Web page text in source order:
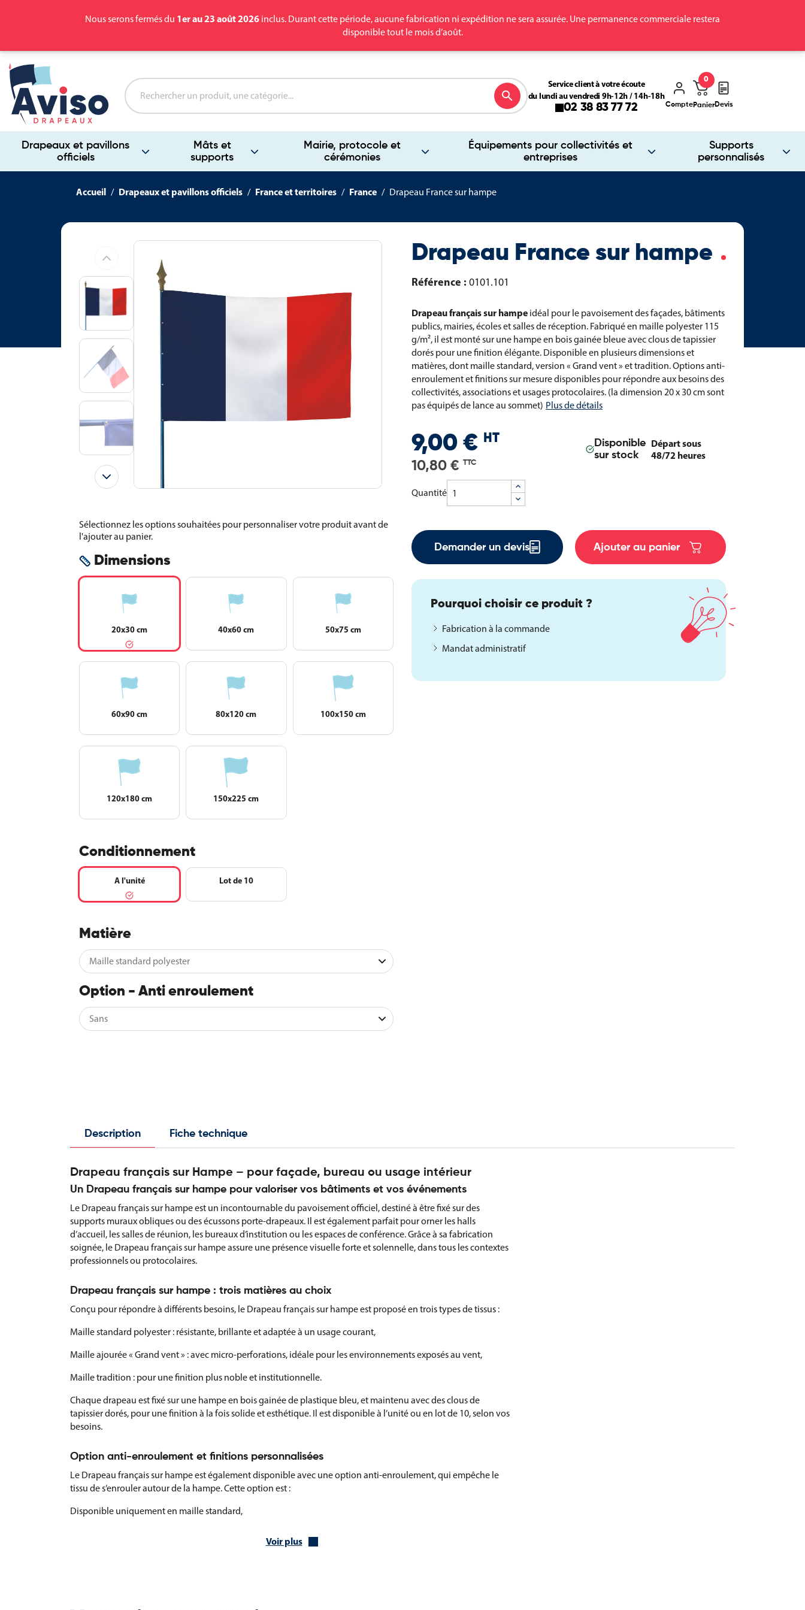
Nous serons fermés du 1er au 23 août 2026 inclus. Durant cette période, aucune fabrication ni expédition ne sera assurée. Une permanence commerciale restera
disponible tout le mois d’août.
Drapeaux et pavillons
officiels
Mâts et
supports
Mairie, protocole et
cérémonies
Équipements pour collectivités et
entreprises
Supports
personnalisés
search
Service client à votre écoute
du lundi au vendredi 9h-12h / 14h-18h
02 38 83 77 72 ComptePanier
0
Devis
Accueil Drapeaux et pavillons officiels France et territoires France Drapeau France sur hampe
Sélectionnez les options souhaitées pour personnaliser votre produit avant de
l'ajouter au panier.
Dimensions
20x30 cm 40x60 cm 50x75 cm
60x90 cm 80x120 cm 100x150 cm
120x180 cm 150x225 cm
Conditionnement
A l'unité Lot de 10
Matière
Option - Anti enroulement
Drapeau France sur hampe
Référence : 0101.101
Drapeau français sur hampe idéal pour le pavoisement des façades, bâtiments
publics, mairies, écoles et salles de réception. Fabriqué en maille polyester 115
g/m², il est monté sur une hampe en bois gainée bleue avec clous de tapissier
dorés pour une finition élégante. Disponible en plusieurs dimensions et
matières, dont maille standard, version « Grand vent » et tradition. Options anti-
enroulement et finitions sur mesure disponibles pour répondre aux besoins des
collectivités, associations et usages protocolaires. (la dimension 20 x 30 cm sont
pas équipés de lance au sommet) Plus de détails
9,00 € HT
10,80 € TTC
Disponible
sur stock
Départ sous
48/72 heures
Quantité
Demander un devis Ajouter au panier
Pourquoi choisir ce produit ?
Fabrication à la commande
Mandat administratif
Description Fiche technique
Drapeau français sur Hampe – pour façade, bureau ou usage intérieur
Un Drapeau français sur hampe pour valoriser vos bâtiments et vos événements
Le Drapeau français sur hampe est un incontournable du pavoisement officiel, destiné à être fixé sur des
supports muraux obliques ou des écussons porte-drapeaux. Il est également parfait pour orner les halls
d’accueil, les salles de réunion, les bureaux d’institution ou les espaces de conférence. Grâce à sa fabrication
soignée, le Drapeau français sur hampe assure une présence visuelle forte et solennelle, dans tous les contextes
professionnels ou protocolaires.
Drapeau français sur hampe : trois matières au choix
Conçu pour répondre à différents besoins, le Drapeau français sur hampe est proposé en trois types de tissus :
Maille standard polyester : résistante, brillante et adaptée à un usage courant,
Maille ajourée « Grand vent » : avec micro-perforations, idéale pour les environnements exposés au vent,
Maille tradition : pour une finition plus noble et institutionnelle.
Chaque drapeau est fixé sur une hampe en bois gainée de plastique bleu, et maintenu avec des clous de
tapissier dorés, pour une finition à la fois solide et esthétique. Il est disponible à l’unité ou en lot de 10, selon vos
besoins.
Option anti-enroulement et finitions personnalisées
Le Drapeau français sur hampe est également disponible avec une option anti-enroulement, qui empêche le
tissu de s’enrouler autour de la hampe. Cette option est :
Disponible uniquement en maille standard,
Voir plus